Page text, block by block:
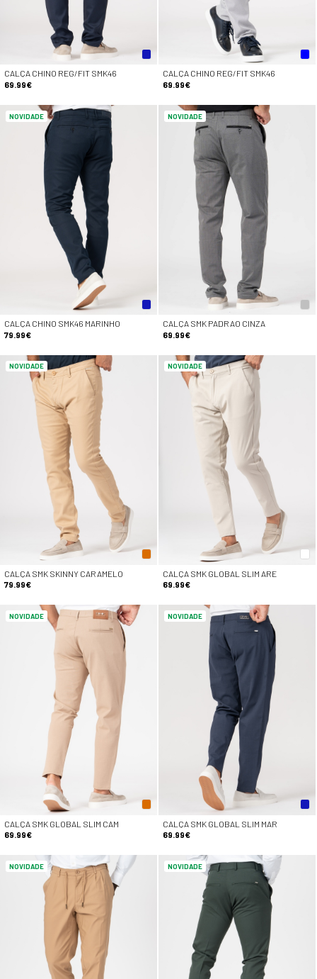
CALÇA CHINO REG/FIT SMK46
69.99€
CALÇA CHINO REG/FIT SMK46
69.99€
NOVIDADE
CALÇA CHINO SMK46 MARINHO
79.99€
NOVIDADE
CALÇA SMK PADRAO CINZA
69.99€
NOVIDADE
CALÇA SMK SKINNY CARAMELO
79.99€
NOVIDADE
CALÇA SMK GLOBAL SLIM ARE
69.99€
NOVIDADE
CALÇA SMK GLOBAL SLIM CAM
69.99€
NOVIDADE
CALÇA SMK GLOBAL SLIM MAR
69.99€
NOVIDADE NOVIDADE